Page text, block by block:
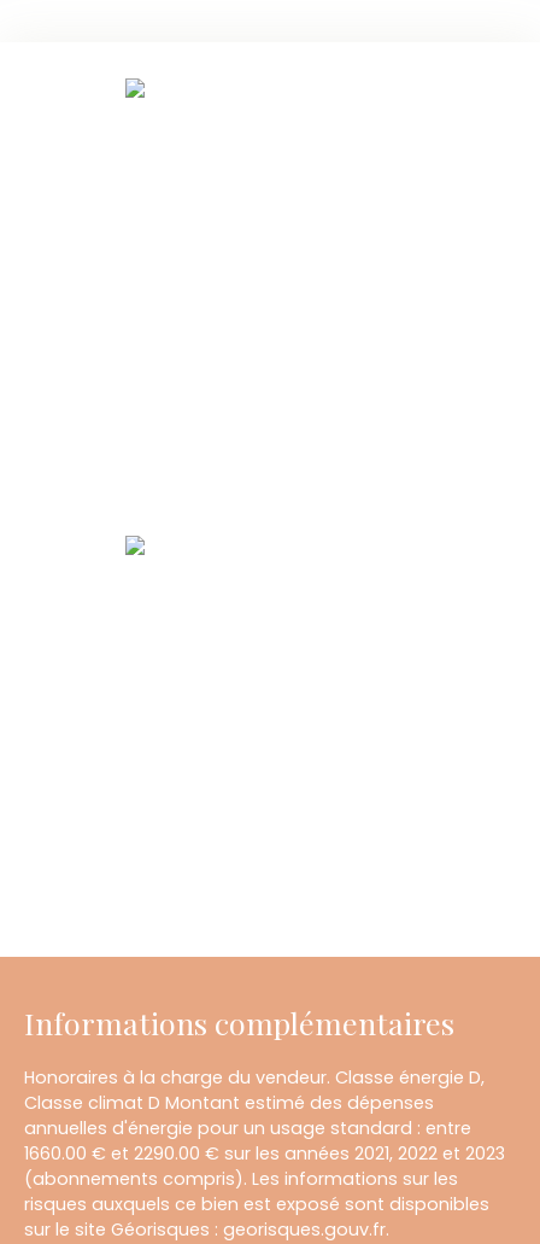
Informations complémentaires
Honoraires à la charge du vendeur. Classe énergie D,
Classe climat D Montant estimé des dépenses
annuelles d'énergie pour un usage standard : entre
1660.00 € et 2290.00 € sur les années 2021, 2022 et 2023
(abonnements compris). Les informations sur les
risques auxquels ce bien est exposé sont disponibles
sur le site Géorisques : georisques.gouv.fr.